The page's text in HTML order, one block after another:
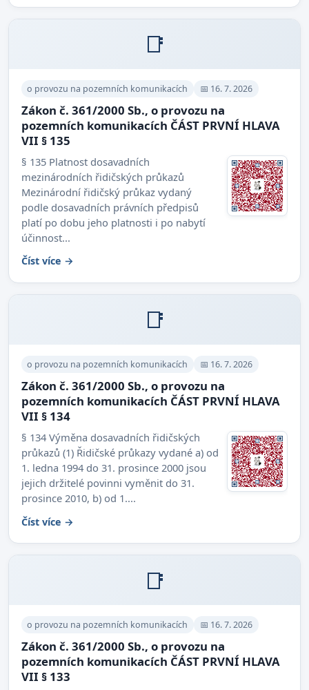
📑
o provozu na pozemních komunikacích 📅 16. 7. 2026
Zákon č. 361/2000 Sb., o provozu na
pozemních komunikacích ČÁST PRVNÍ HLAVA
VII § 135
§ 135 Platnost dosavadních
mezinárodních řidičských průkazů
Mezinárodní řidičský průkaz vydaný
podle dosavadních právních předpisů
platí po dobu jeho platnosti i po nabytí
účinnost...
Číst více →
📑
o provozu na pozemních komunikacích 📅 16. 7. 2026
Zákon č. 361/2000 Sb., o provozu na
pozemních komunikacích ČÁST PRVNÍ HLAVA
VII § 134
§ 134 Výměna dosavadních řidičských
průkazů (1) Řidičské průkazy vydané a) od
1. ledna 1994 do 31. prosince 2000 jsou
jejich držitelé povinni vyměnit do 31.
prosince 2010, b) od 1....
Číst více →
📑
o provozu na pozemních komunikacích 📅 16. 7. 2026
Zákon č. 361/2000 Sb., o provozu na
pozemních komunikacích ČÁST PRVNÍ HLAVA
VII § 133